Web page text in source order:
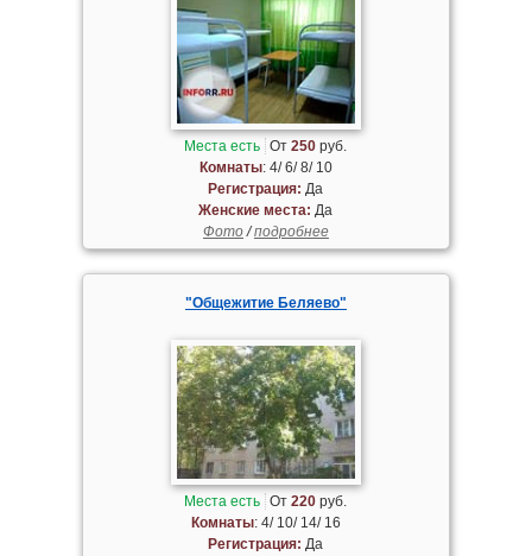
Места есть От250 руб.
Комнаты: 4/ 6/ 8/ 10
Регистрация: Да
Женские места: Да
Фото/подробнее
"Общежитие Беляево"
Места есть От220 руб.
Комнаты: 4/ 10/ 14/ 16
Регистрация: Да